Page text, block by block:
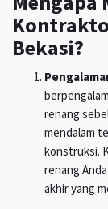
Bekasi?
renang
mendalam
konstruksi.
renang
akhir yang